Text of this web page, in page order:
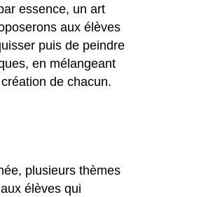
essence, un art
aux élèves
puis de peindre
en mélangeant
création de chacun.
plusieurs thèmes
élèves qui